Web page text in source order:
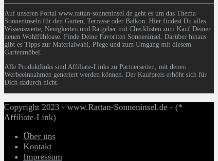
Auf unseren Portal www.rattan-sonneninsel.de geht es um das Thema
Sonneninseln für den Garten, Terrasse oder Balkon. Hier findest Du alles
Wissenswerte, Neuigkeiten und Ratgeber mit Checklisten zum Kauf Deiner
neuen Wohlfühloase. Finde Deine Favoriten Sonneninsel. Darüber hinaus
gibt es Tipps zur Materialwahl, Pfege und zum Umgang mit diesem
Gartenmöbel.
Alle Produktlinks sind Affiliate-Links zu Partnerseiten, mit denen
Werbeeinnahmen generiert werden können. Der Kaufpreis erhöht sich für
Dich dadurch nicht.
Copyright 2023 - www.Rattan-Sonneninsel.de - (*
Affiliate-Link)
Über uns
Kontakt
Impressum